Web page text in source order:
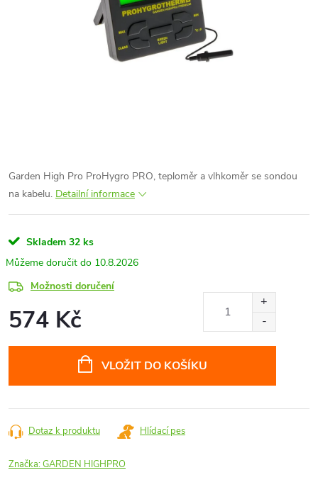
Garden High Pro ProHygro PRO, teploměr a vlhkoměr se sondou
na kabelu. Detailní informace
Skladem 32 ks
10.8.2026
Možnosti doručení
574 Kč
VLOŽIT DO KOŠÍKU
Dotaz k produktu Hlídací pes
Značka:GARDEN HIGHPRO